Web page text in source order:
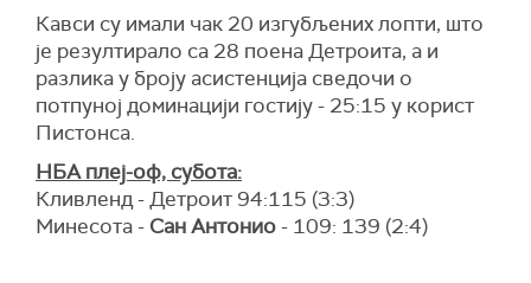
Кавси су имали чак 20 изгубљених лопти, што
је резултирало са 28 поена Детроита, а и
разлика у броју асистенција сведочи о
потпуној доминацији гостију - 25:15 у корист
Пистонса.
НБА плеј-оф, субота:
Кливленд - Детроит 94:115 (3:3)
Минесота - Сан Антонио- 109: 139 (2:4)